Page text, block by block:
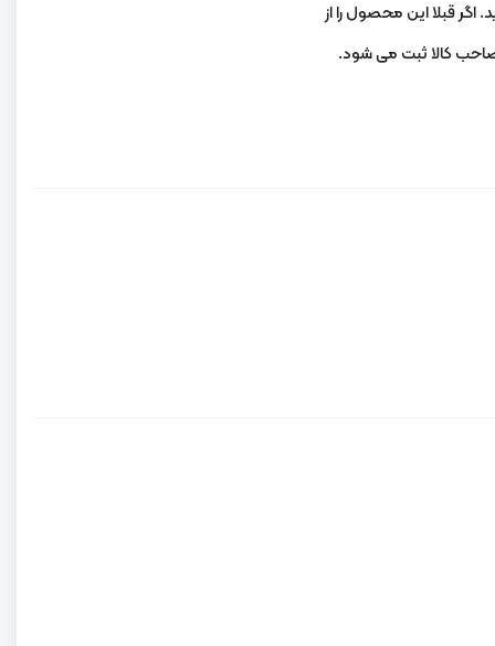
اگر قبلا این محصول را از
صاحب کالا ثبت می شود.